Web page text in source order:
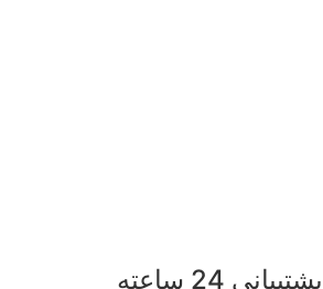
پشتیبانی 24 ساعته